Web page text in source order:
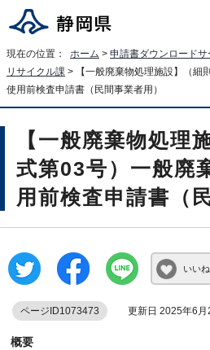
現在の位置： ホーム > 申請書ダウンロードサ
リサイクル課 > 【一般廃棄物処理施設】（細
使用前検査申請書（民間事業者用）
【一般廃棄物処理
式第03号）一般廃
用前検査申請書（
いいね
ページID1073473 更新日 2025年6月
概要